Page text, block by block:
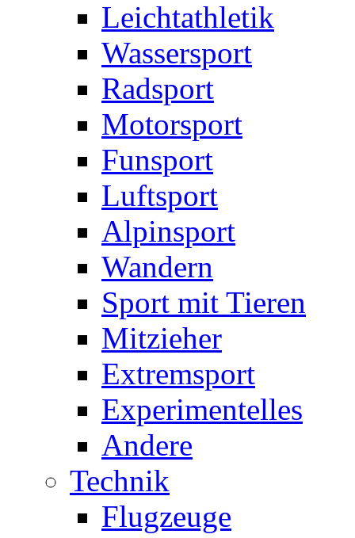
Leichtathletik
Wassersport
Radsport
Motorsport
Funsport
Luftsport
Alpinsport
Wandern
Sport mit Tieren
Mitzieher
Extremsport
Experimentelles
Andere
Technik
Flugzeuge